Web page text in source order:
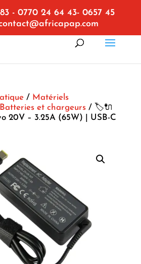
- 0770 24 64 43- 0657 45
/ Matériels
Batteries et chargeurs/ 🏷️🔌
20V – 3.25A (65W) | USB-C